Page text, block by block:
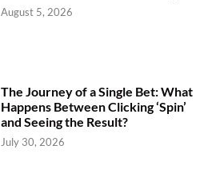
August 5, 2026
The Journey of a Single Bet: What
Happens Between Clicking ‘Spin’
and Seeing the Result?
July 30, 2026